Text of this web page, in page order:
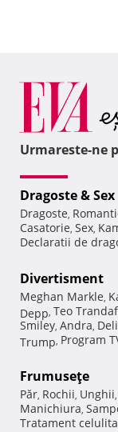
Urmareste-ne
Dragoste & Sex
Dragoste,
Casatorie, Sex,
Declaratii de
Divertisment
Meghan Markle,
Depp, Teo
Smiley, Andra,
Trump, Program
Frumuseţe
Păr, Rochii, Unghii,
Manichiura,
Tratament celulita